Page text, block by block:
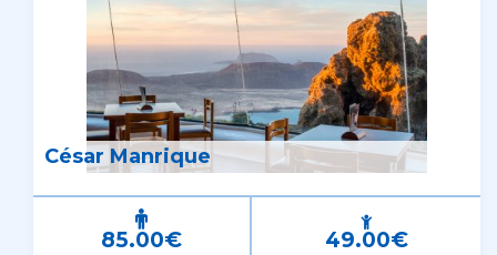
César Manrique
85.00€ 49.00€